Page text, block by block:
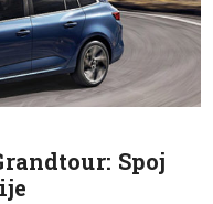
Spoj